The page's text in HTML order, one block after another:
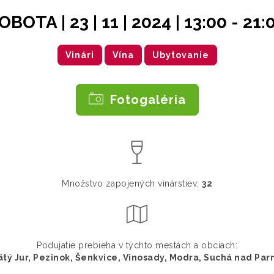
| 23 | 11 | 2024 | 13:00 -
Vinári Vína Ubytovanie
Fotogaléria
Množstvo zapojených vinárstiev: 32
Podujatie prebieha v týchto mestách a obciach:
Jur, Pezinok, Šenkvice, Vinosady, Modra, Suchá nad